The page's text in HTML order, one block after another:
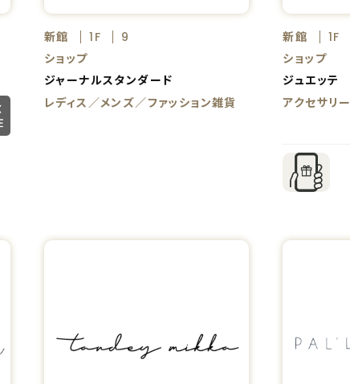
新館 1F
9
ショップ
ジャーナルスタンダード
レディス／メンズ／ファッション雑貨
新館 1F
ショップ
ジュエッテ
アクセサリー